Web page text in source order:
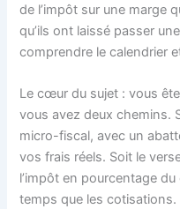
de l’impôt sur une marge
qu’ils ont laissé passer
comprendre le calendrier
Le cœur du sujet : vous
vous avez deux chemins.
micro-fiscal, avec un
vos frais réels. Soit le
l’impôt en pourcentage
temps que les